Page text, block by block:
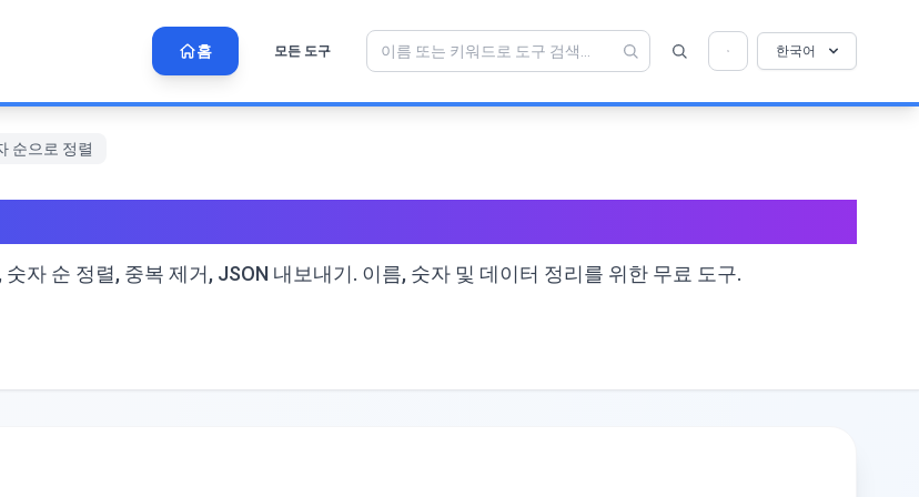
홈 모든 도구 한국어
순으로 정렬
자 순 정렬, 중복 제거, JSON 내보내기. 이름, 숫자 및 데이터 정리를 위한 무료 도구.
💡 이 도구를 좋아하십니까? 더 나아지도록 도와
주세요!
열기를 클릭 →